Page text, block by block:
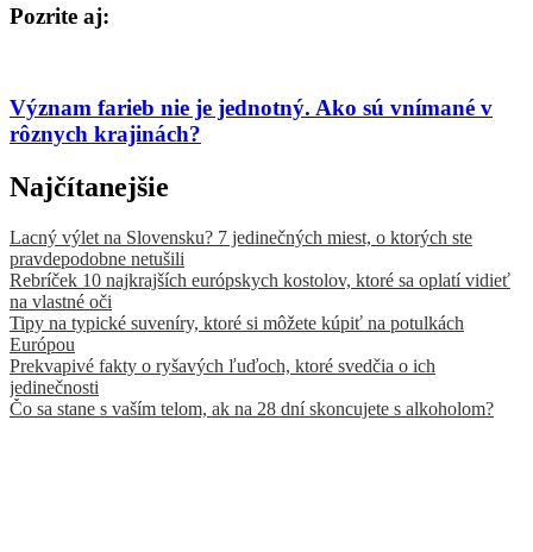
Pozrite aj:
Význam farieb nie je jednotný. Ako sú vnímané v
rôznych krajinách?
Najčítanejšie
Lacný výlet na Slovensku? 7 jedinečných miest, o ktorých ste
pravdepodobne netušili
Rebríček 10 najkrajších európskych kostolov, ktoré sa oplatí vidieť
na vlastné oči
Tipy na typické suveníry, ktoré si môžete kúpiť na potulkách
Európou
Prekvapivé fakty o ryšavých ľuďoch, ktoré svedčia o ich
jedinečnosti
Čo sa stane s vaším telom, ak na 28 dní skoncujete s alkoholom?